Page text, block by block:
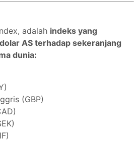
adalah indeks yang
AS terhadap sekeranjang
dunia:
(GBP)